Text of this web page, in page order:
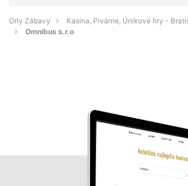
Orly Zábavy
Kasína, Pivárne, Únikové hry -
Omnibus s.r.o